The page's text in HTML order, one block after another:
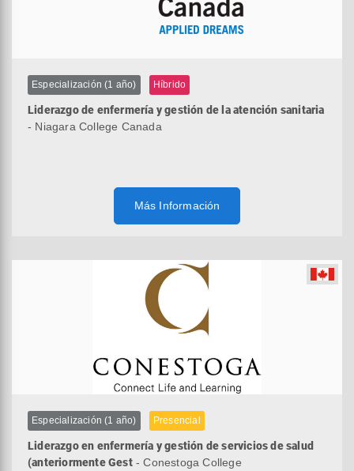
Especialización (1 año) Híbrido
Liderazgo de enfermería y gestión de la atención sanitaria
- Niagara College Canada
Más Información
Especialización (1 año) Presencial
Liderazgo en enfermería y gestión de servicios de salud
(anteriormente Gest- Conestoga College